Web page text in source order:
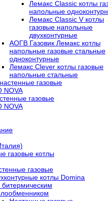
Лемакс Classic котлы
напольные
Лемакс Classic V котлы
газовые напольные
двухконтурные
АОГВ Газовик Лемакс котлы
напольные газовые стальные
одноконтурные
Лемакс Clever котлы газовые
напольные стальные
газовые
NOVA
газовые котлы
газовые
котлы Domina
битермическим